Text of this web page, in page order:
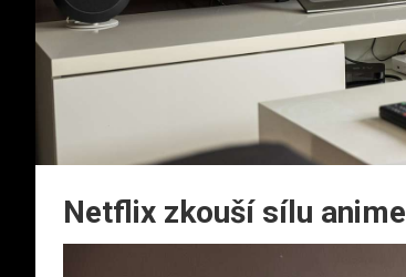
Netflix zkouší sílu anime